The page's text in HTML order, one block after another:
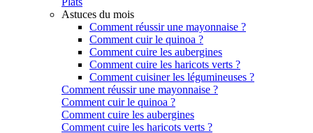
Astuces du mois
Comment réussir une mayonnaise ?
Comment cuir le quinoa ?
Comment cuire les aubergines
Comment cuire les haricots verts ?
Comment cuisiner les légumineuses ?
Comment réussir une mayonnaise ?
Comment cuir le quinoa ?
Comment cuire les aubergines
Comment cuire les haricots verts ?